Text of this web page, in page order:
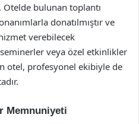
Otelde bulunan toplantı
donatılmıştır ve
verebilecek
veya özel etkinlikler
otel, profesyonel ekibiyle de
Memnuniyeti